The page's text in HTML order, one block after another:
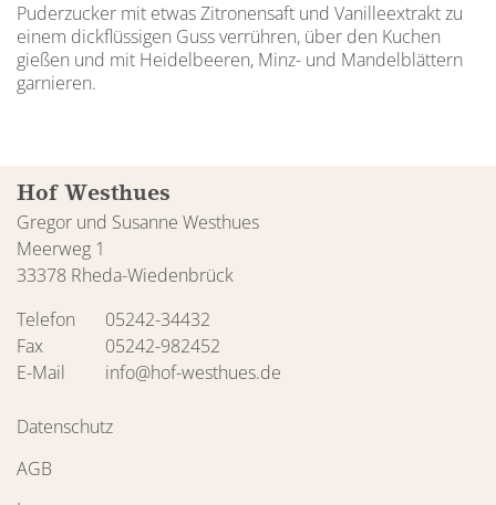
Puderzucker mit etwas Zitronensaft und Vanille­extrakt zu
einem dickflüssigen Guss verrühren, über den Kuchen
gießen und mit Heidelbeeren, Minz- und Mandelblättern
garnieren.
Hof Westhues
Gregor und Susanne Westhues
Meerweg 1
33378 Rheda-Wiedenbrück
Telefon
05242-34432
Fax
05242-982452
E-Mail
info@hof-westhues.de
Datenschutz
AGB